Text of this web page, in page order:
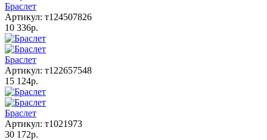
Браслет
Артикул: т124507826
10 336р.
Браслет
Артикул: т122657548
15 124р.
Браслет
Артикул: т1021973
30 172р.